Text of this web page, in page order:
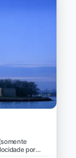
por